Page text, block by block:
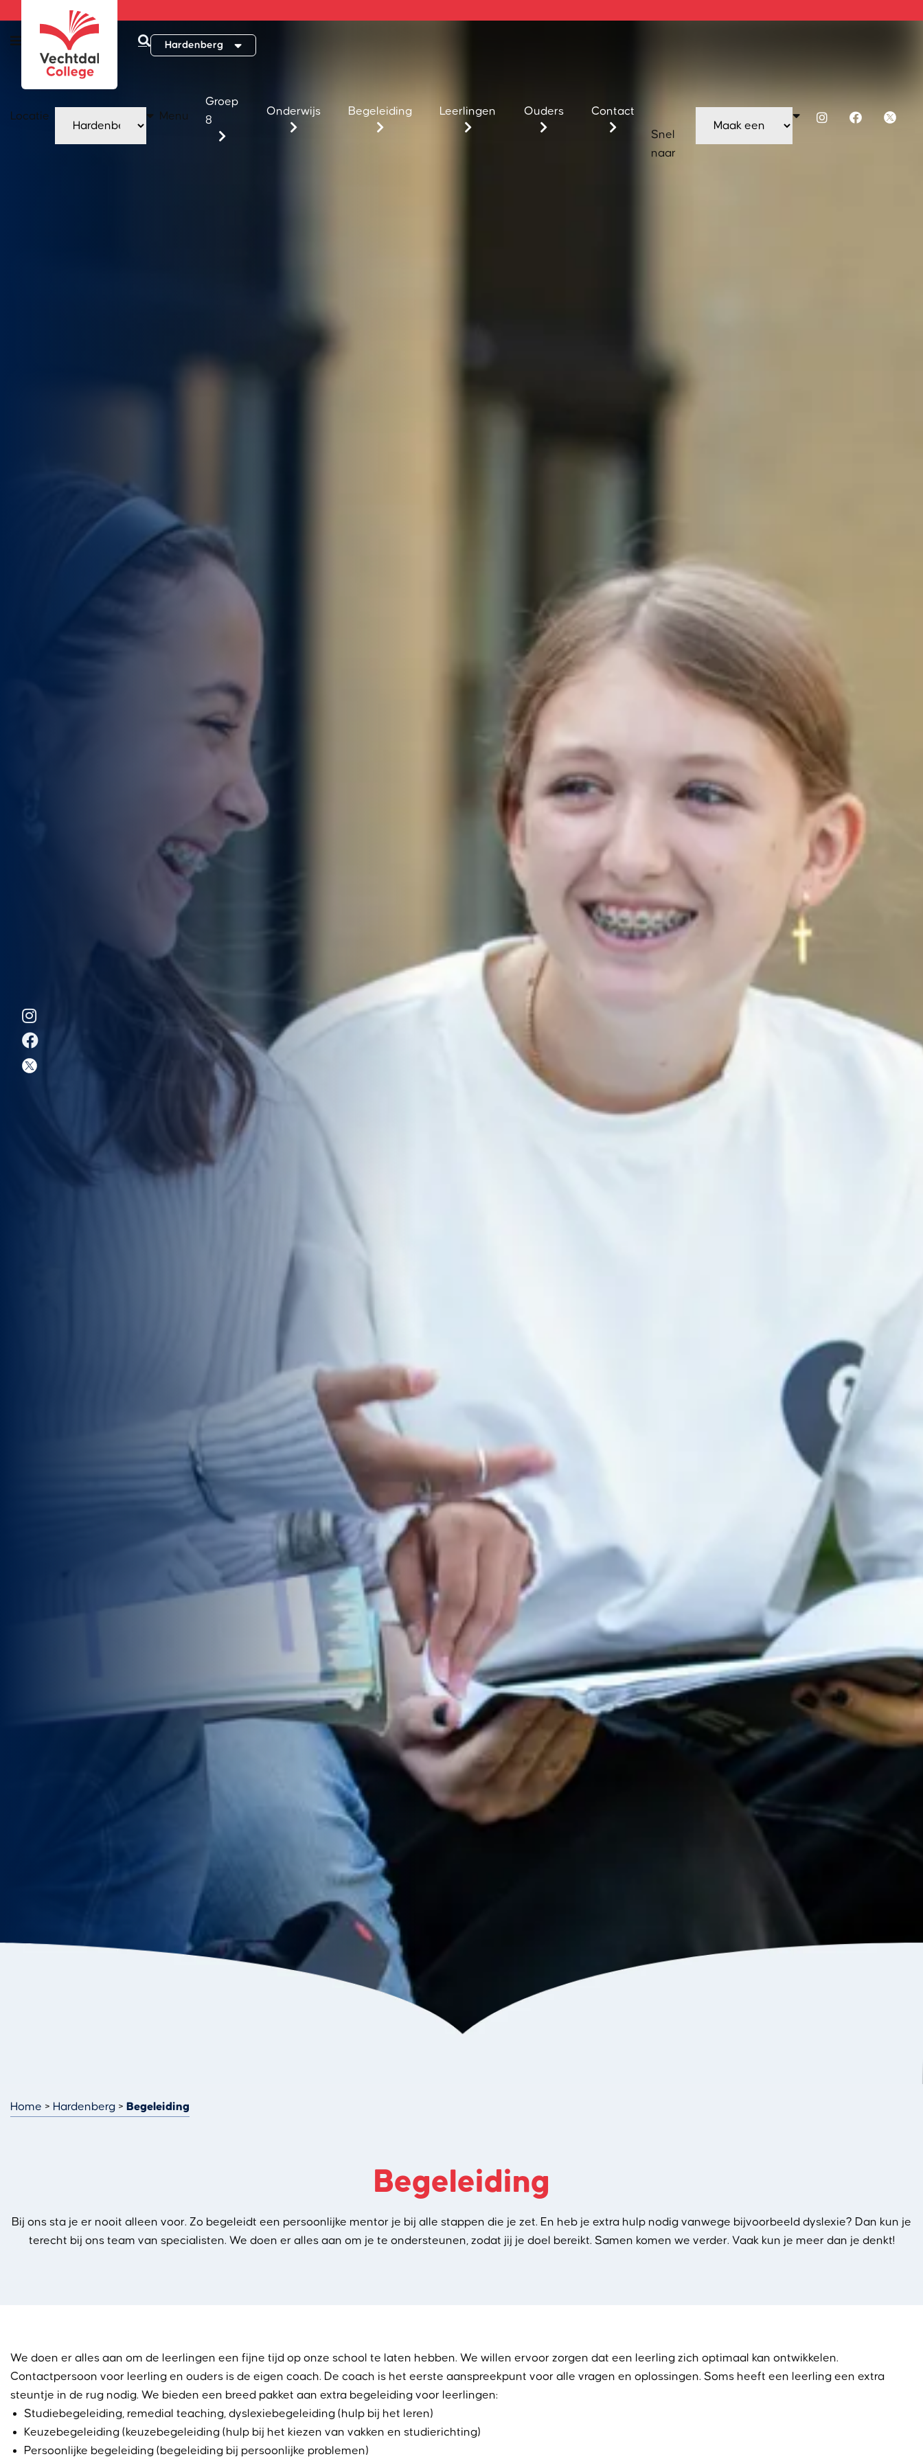
Hardenberg
Locatie Menu
Groep
8
Onderwijs Begeleiding Leerlingen Ouders
Contact
Snel
naar
Home Hardenberg Begeleiding
Begeleiding
Bij ons sta je er nooit alleen voor. Zo begeleidt een persoonlijke mentor je bij alle stappen die je zet. En heb je extra hulp nodig vanwege bijvoorbeeld dyslexie? Dan kun je
terecht bij ons team van specialisten. We doen er alles aan om je te ondersteunen, zodat jij je doel bereikt. Samen komen we verder. Vaak kun je meer dan je denkt!
We doen er alles aan om de leerlingen een fijne tijd op onze school te laten hebben. We willen ervoor zorgen dat een leerling zich optimaal kan ontwikkelen.
Contactpersoon voor leerling en ouders is de eigen coach. De coach is het eerste aanspreekpunt voor alle vragen en oplossingen. Soms heeft een leerling een extra
steuntje in de rug nodig. We bieden een breed pakket aan extra begeleiding voor leerlingen:
Studiebegeleiding, remedial teaching, dyslexiebegeleiding (hulp bij het leren)
Keuzebegeleiding (keuzebegeleiding (hulp bij het kiezen van vakken en studierichting)
Persoonlijke begeleiding (begeleiding bij persoonlijke problemen)